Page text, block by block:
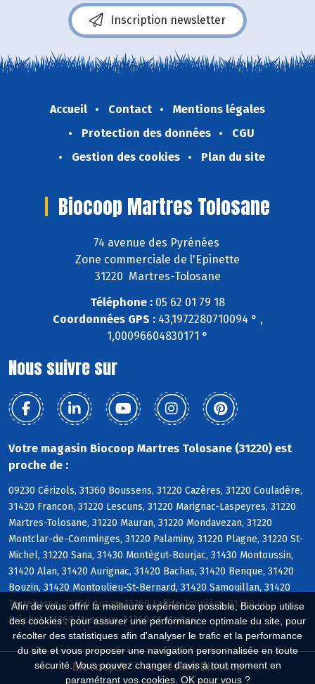
Afin de vous offrir la meilleure expérience possible, Biocoop utilise
des cookies : pour assurer une performance optimale du site, pour
récolter des statistiques afin d'analyser le trafic et la performance
du site et vous proposer une navigation personnalisée en toute
sécurité. Vous pouvez changer d'avis à tout moment en
paramétrant vos cookies. OK pour vous ?
Inscription newsletter
Accueil Contact
Mentions légales
Protection des données
CGU
Gestion des cookies
Plan du site
Biocoop Martres Tolosane
74 avenue des Pyrénées
Zone commerciale de l'Epinette
31220 Martres-Tolosane
Téléphone : 05 62 01 79 18
Coordonnées GPS :43,1972280710094 ° ,
1,00096604830171 °
Nous suivre sur
Votre magasin Biocoop Martres Tolosane (31220) est
proche de :
09230 Cérizols, 31360 Boussens, 31220 Cazères, 31220 Couladère,
31420 Francon, 31220 Lescuns, 31220 Marignac-Laspeyres, 31220
Martres-Tolosane, 31220 Mauran, 31220 Mondavezan, 31220
Montclar-de-Comminges, 31220 Palaminy, 31220 Plagne, 31220 St-
Michel, 31220 Sana, 31430 Montégut-Bourjac, 31430 Montoussin,
31420 Alan, 31420 Aurignac, 31420 Bachas, 31420 Benque, 31420
Bouzin, 31420 Montoulieu-St-Bernard, 31420 Samouillan, 31420
Terrebasse, 31360 Auzas, 31360 Laffite-Toupière, 31360 Le
Fréchet, 31360 Mancioux, 31360 St-Martory
Biocoop.fr
Le réseau Biocoop